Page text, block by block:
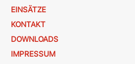
EINSÄTZE
KONTAKT
DOWNLOADS
IMPRESSUM